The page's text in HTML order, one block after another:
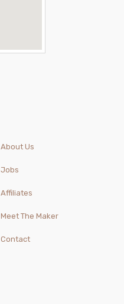
About Us
Jobs
Affiliates
Meet The Maker
Contact